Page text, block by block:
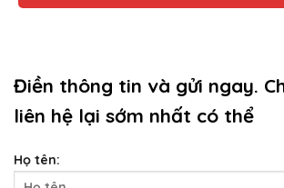
Điền thông tin và gửi ngay.
liên hệ lại sớm nhất có thể
Họ tên: